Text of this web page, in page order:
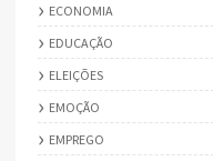
ECONOMIA
EDUCAÇÃO
ELEIÇÕES
EMOÇÃO
EMPREGO